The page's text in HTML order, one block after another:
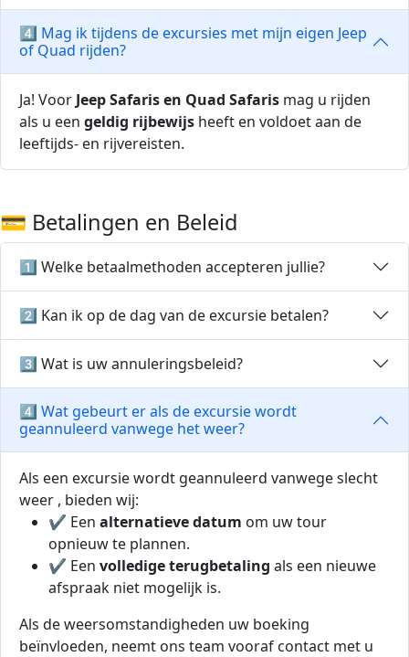
4️⃣ Mag ik tijdens de excursies met mijn eigen Jeep
of Quad rijden?
Ja! Voor Jeep Safaris en Quad Safaris mag u rijden
als u een geldig rijbewijs heeft en voldoet aan de
leeftijds- en rijvereisten.
💳 Betalingen en Beleid
1️⃣ Welke betaalmethoden accepteren jullie?
2️⃣ Kan ik op de dag van de excursie betalen?
3️⃣ Wat is uw annuleringsbeleid?
4️⃣ Wat gebeurt er als de excursie wordt
geannuleerd vanwege het weer?
Als een excursie wordt geannuleerd vanwege slecht
weer , bieden wij:
✔ Een alternatieve datum om uw tour
opnieuw te plannen.
✔ Een volledige terugbetaling als een nieuwe
afspraak niet mogelijk is.
Als de weersomstandigheden uw boeking
beïnvloeden, neemt ons team vooraf contact met u